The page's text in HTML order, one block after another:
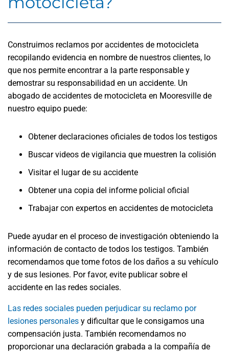
Construimos reclamos por accidentes de motocicleta
recopilando evidencia en nombre de nuestros clientes, lo
que nos permite encontrar a la parte responsable y
demostrar su responsabilidad en un accidente. Un
abogado de accidentes de motocicleta en Mooresville de
nuestro equipo puede:
Obtener declaraciones oficiales de todos los testigos
Buscar videos de vigilancia que muestren la colisión
Visitar el lugar de su accidente
Obtener una copia del informe policial oficial
Trabajar con expertos en accidentes de motocicleta
Puede ayudar en el proceso de investigación obteniendo la
información de contacto de todos los testigos. También
recomendamos que tome fotos de los daños a su vehículo
y de sus lesiones. Por favor, evite publicar sobre el
accidente en las redes sociales.
Las redes sociales pueden perjudicar su reclamo por
lesiones personales y dificultar que le consigamos una
compensación justa. También recomendamos no
proporcionar una declaración grabada a la compañía de